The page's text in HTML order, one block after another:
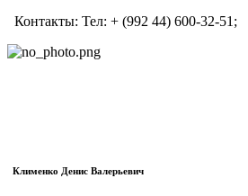
Контакты: Тел: + (992 44) 600-32-51;
Клименко Денис Валерьевич